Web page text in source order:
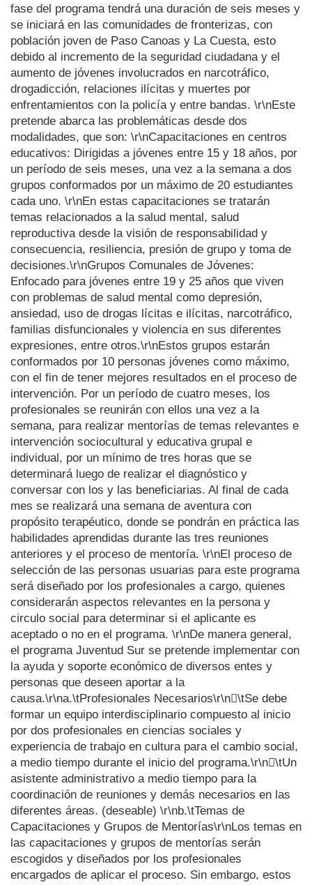
fase del programa tendrá una duración de seis meses y
se iniciará en las comunidades de fronterizas, con
población joven de Paso Canoas y La Cuesta, esto
debido al incremento de la seguridad ciudadana y el
aumento de jóvenes involucrados en narcotráfico,
drogadicción, relaciones ilícitas y muertes por
enfrentamientos con la policía y entre bandas. \r\nEste
pretende abarca las problemáticas desde dos
modalidades, que son: \r\nCapacitaciones en centros
educativos: Dirigidas a jóvenes entre 15 y 18 años, por
un período de seis meses, una vez a la semana a dos
grupos conformados por un máximo de 20 estudiantes
cada uno. \r\nEn estas capacitaciones se tratarán
temas relacionados a la salud mental, salud
reproductiva desde la visión de responsabilidad y
consecuencia, resiliencia, presión de grupo y toma de
decisiones.\r\nGrupos Comunales de Jóvenes:
Enfocado para jóvenes entre 19 y 25 años que viven
con problemas de salud mental como depresión,
ansiedad, uso de drogas lícitas e ilícitas, narcotráfico,
familias disfuncionales y violencia en sus diferentes
expresiones, entre otros.\r\nEstos grupos estarán
conformados por 10 personas jóvenes como máximo,
con el fin de tener mejores resultados en el proceso de
intervención. Por un período de cuatro meses, los
profesionales se reunirán con ellos una vez a la
semana, para realizar mentorías de temas relevantes e
intervención sociocultural y educativa grupal e
individual, por un mínimo de tres horas que se
determinará luego de realizar el diagnóstico y
conversar con los y las beneficiarias. Al final de cada
mes se realizará una semana de aventura con
propósito terapéutico, donde se pondrán en práctica las
habilidades aprendidas durante las tres reuniones
anteriores y el proceso de mentoría. \r\nEl proceso de
selección de las personas usuarias para este programa
será diseñado por los profesionales a cargo, quienes
considerarán aspectos relevantes en la persona y
circulo social para determinar si el aplicante es
aceptado o no en el programa. \r\nDe manera general,
el programa Juventud Sur se pretende implementar con
la ayuda y soporte económico de diversos entes y
personas que deseen aportar a la
causa.\r\na.\tProfesionales Necesarios\r\n\tSe debe
formar un equipo interdisciplinario compuesto al inicio
por dos profesionales en ciencias sociales y
experiencia de trabajo en cultura para el cambio social,
a medio tiempo durante el inicio del programa.\r\n\tUn
asistente administrativo a medio tiempo para la
coordinación de reuniones y demás necesarios en las
diferentes áreas. (deseable) \r\nb.\tTemas de
Capacitaciones y Grupos de Mentorías\r\nLos temas en
las capacitaciones y grupos de mentorías serán
escogidos y diseñados por los profesionales
encargados de aplicar el proceso. Sin embargo, estos